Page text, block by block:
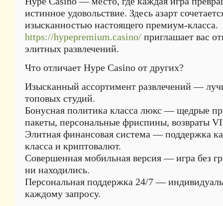
истинное удовольствие. Здесь азарт
изысканностью настоящего премиум-класса.
https://hypepremium.casino/ приглашает вас
элитных развлечений.
Что отличает Hype Casino от других?
Изысканный ассортимент развлечений —
топовых студий.
Бонусная политика класса люкс — щедрые
пакеты, персональные фриспины, возвраты
Элитная финансовая система — поддержка
класса и криптовалют.
Совершенная мобильная версия — игра без
ни находились.
Персональная поддержка 24/7 —
каждому запросу.